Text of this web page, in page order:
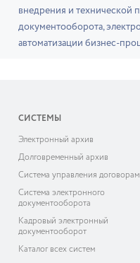
внедрения и технической
документооборота,
автоматизации бизнес-
СИСТЕМЫ
Электронный архив
Долговременный архив
Система управления
Система электронного
документооборота
Кадровый электронный
документооборот
Каталог всех систем